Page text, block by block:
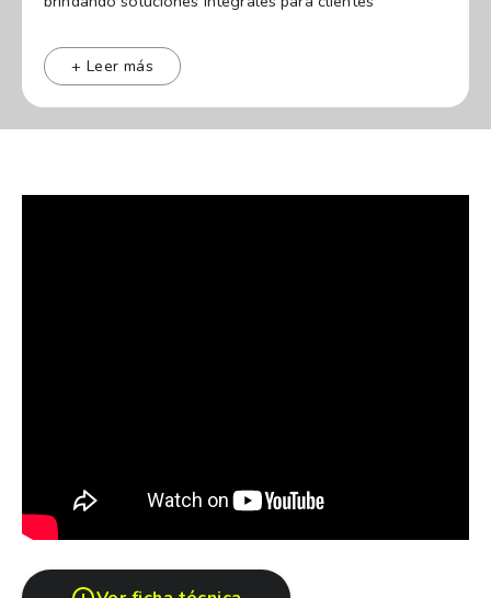
Aires.
Maschwitz, ofrecemos una experiencia completa que
atención personalizada y asesoramiento profesional en
✅ Opciones de financiación bancaria.
✅ Atención personalizada durante todo el proceso de
compra.
+ Leer más